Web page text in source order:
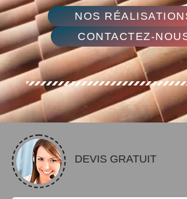
NOS
CONTACTEZ-
DEVIS GRATUIT